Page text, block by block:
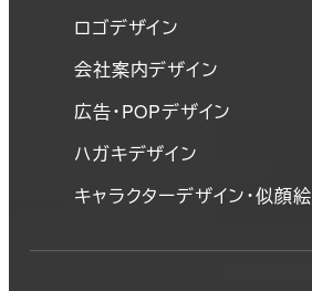
ロゴデザイン
会社案内デザイン
広告・POPデザイン
ハガキデザイン
キャラクターデザイン・似顔絵